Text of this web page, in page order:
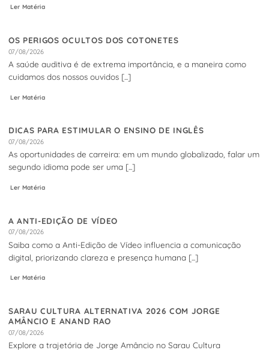
Ler Matéria
OS PERIGOS OCULTOS DOS COTONETES
07/08/2026
A saúde auditiva é de extrema importância, e a maneira como
cuidamos dos nossos ouvidos [...]
Ler Matéria
DICAS PARA ESTIMULAR O ENSINO DE INGLÊS
07/08/2026
As oportunidades de carreira: em um mundo globalizado, falar um
segundo idioma pode ser uma [...]
Ler Matéria
A ANTI-EDIÇÃO DE VÍDEO
07/08/2026
Saiba como a Anti-Edição de Vídeo influencia a comunicação
digital, priorizando clareza e presença humana [...]
Ler Matéria
SARAU CULTURA ALTERNATIVA 2026 COM JORGE
AMÂNCIO E ANAND RAO
07/08/2026
Explore a trajetória de Jorge Amâncio no Sarau Cultura